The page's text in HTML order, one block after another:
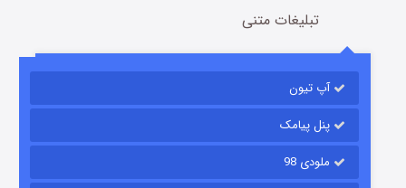
مردگان متحرک: شهر مرده ۳
قسمت2 (زیرنویس) منتشر شد
تبلیغات متنی
آپ تیون
پنل پیامک
ملودی 98